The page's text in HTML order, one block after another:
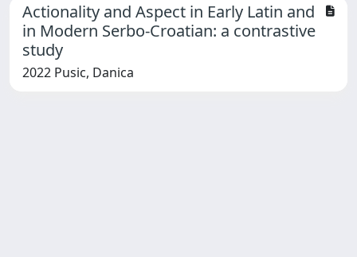
Actionality and Aspect in Early Latin and
in Modern Serbo-Croatian: a contrastive
study
2022 Pusic, Danica